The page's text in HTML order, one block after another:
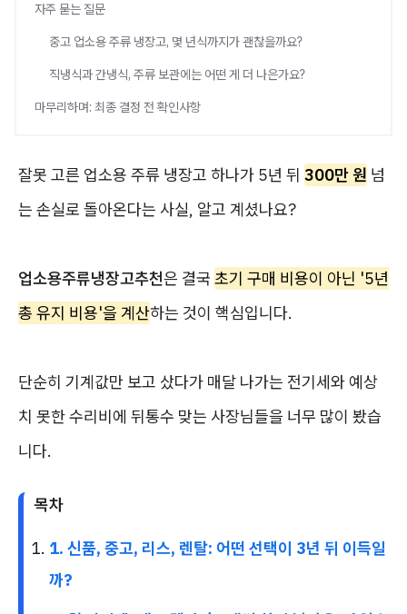
자주 묻는 질문
중고 업소용 주류 냉장고, 몇 년식까지가 괜찮을까요?
직냉식과 간냉식, 주류 보관에는 어떤 게 더 나은가요?
마무리하며: 최종 결정 전 확인사항
잘못 고른 업소용 주류 냉장고 하나가 5년 뒤 300만 원 넘
는 손실로 돌아온다는 사실, 알고 계셨나요?
업소용주류냉장고추천은 결국 초기 구매 비용이 아닌 '5년
총 유지 비용'을 계산하는 것이 핵심입니다.
단순히 기계값만 보고 샀다가 매달 나가는 전기세와 예상
치 못한 수리비에 뒤통수 맞는 사장님들을 너무 많이 봤습
니다.
목차
1. 신품, 중고, 리스, 렌탈: 어떤 선택이 3년 뒤 이득일
까?